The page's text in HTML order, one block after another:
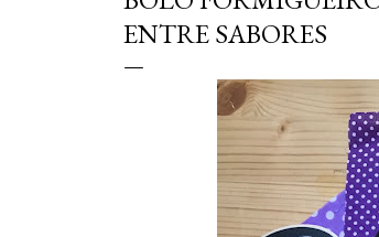
ENTRE SABORES